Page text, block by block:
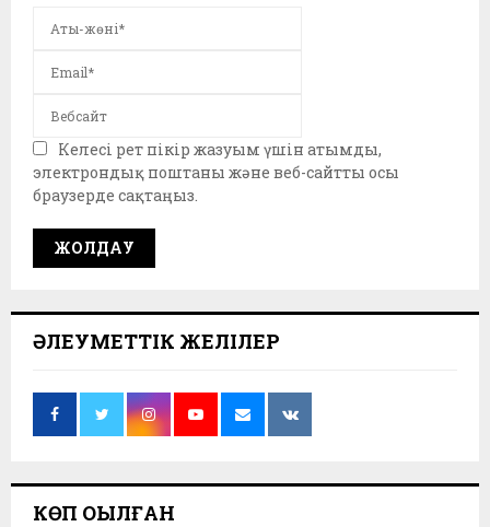
Келесі рет пікір жазуым үшін атымды,
электрондық поштаны және веб-сайтты осы
браузерде сақтаңыз.
ӘЛЕУМЕТТІК ЖЕЛІЛЕР
КӨП ОҚЫЛҒАН